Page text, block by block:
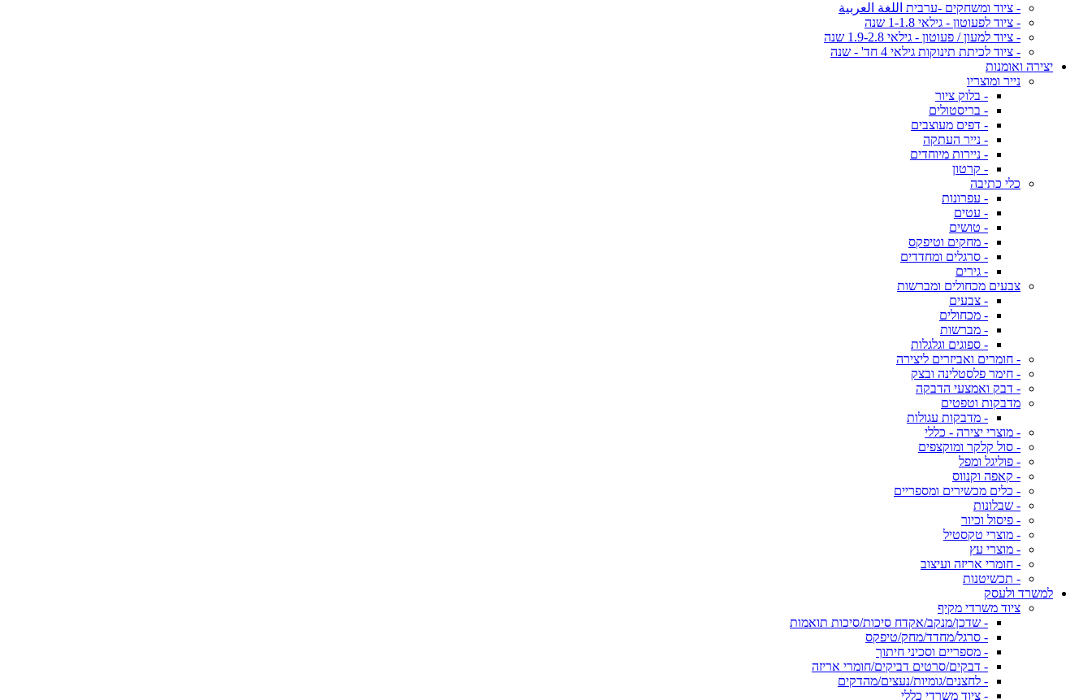
- ציוד ומשחקים -ערבית اللغة العربية
- ציוד לפעוטון - גילאי 1-1.8 שנה
- ציוד למעון / פעוטון - גילאי 1.9-2.8 שנה
- ציוד לכיתת תינוקות גילאי 4 חד' - שנה
יצירה ואומנות
נייר ומוצריו
- בלוק ציור
- בריסטולים
- דפים מעוצבים
- נייר העתקה
- ניירות מיוחדים
- קרטון
כלי כתיבה
- עפרונות
- עטים
- טושים
- מחקים וטיפקס
- סרגלים ומחדדים
- גירים
צבעים מכחולים ומברשות
- צבעים
- מכחולים
- מברשות
- ספוגים וגלגלות
- חומרים ואביזרים ליצירה
- חימר פלסטלינה ובצק
- דבק ואמצעי הדבקה
מדבקות וטפטים
- מדבקות עגולות
- מוצרי יצירה - כללי
- סול קלקר ומוקצפים
- פוליגל ומפל
- קאפה וקנווס
- כלים מכשירים ומספריים
- שבלונות
- פיסול וכיור
- מוצרי טקסטיל
- מוצרי עץ
- חומרי אריזה ועיצוב
- תכשיטנות
למשרד ולעסק
ציוד משרדי מקיף
- שדכן/מנקב/אקדח סיכות/סיכות תואמות
- סרגל/מחדד/מחק/טיפקס
- מספריים וסכיני חיתוך
- דבקים/סרטים דביקים/חומרי אריזה
- לחצנים/גומיות/נעצים/מהדקים
- ציוד משרדי כללי